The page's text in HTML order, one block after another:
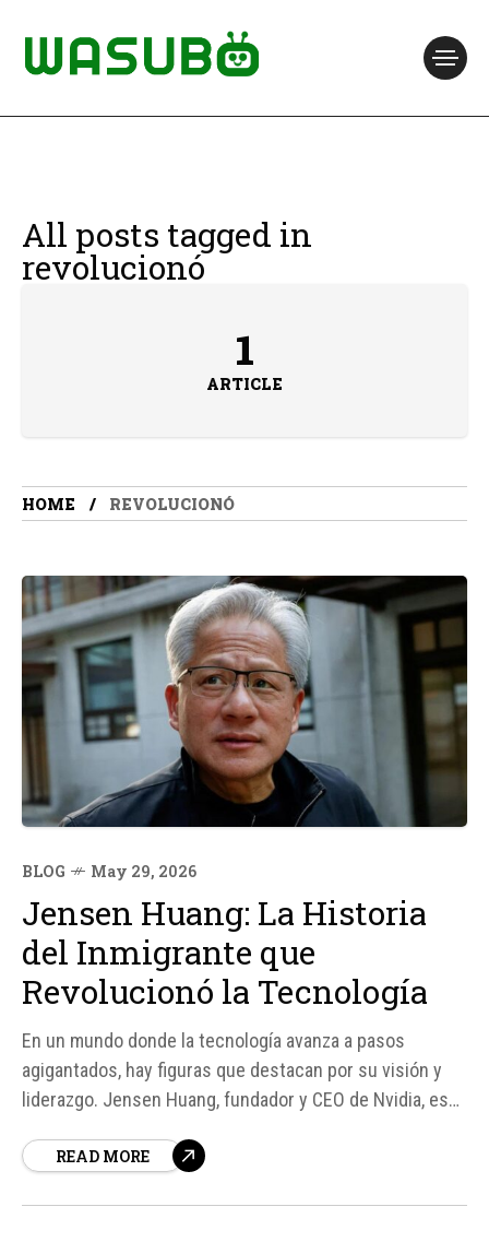
All posts tagged in
revolucionó
1
ARTICLE
HOME REVOLUCIONÓ
BLOG May 29, 2026
Jensen Huang: La Historia
del Inmigrante que
Revolucionó la Tecnología
En un mundo donde la tecnología avanza a pasos
agigantados, hay figuras que destacan por su visión y
liderazgo. Jensen Huang, fundador y CEO de Nvidia, es
se desarrolla en Estados Unidos, Huang ha llevado a
READ MORE